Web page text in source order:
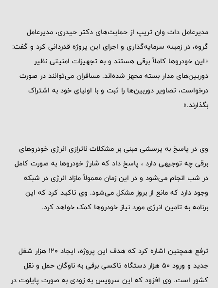
مدیرعامل دات وان تریپ از حمایت‌های دکتر حیدری، مدیرعامل
گروه، در زمینه سرمایه‌گذاری و اجرای این پروژه قدردانی کرد و گفت:
«این خودروها کاملاً برقی هستند و به تجهیزات امنیتی نظیر
دوربین‌های مدار بسته مجهز شده‌اند. مسافران می‌توانند در صورت
درخواست، تصاویر دوربین‌ها را ثبت و با اولیای خود به اشتراک
بگذارند.»
وی در پاسخ به پرسشی مبنی بر مشکلات ناترازی انرژی خودروهای
برقی چه توجیهی دارد ، پاسخ داد که شارژ خودروها به صورت کامل
در شب انجام می‌شود و در این زمان معمولاً مازاد انرژی در شبکه
وجود دارد که مانع از بروز مشکل می‌شود. وی تاکید کرد که این
برنامه به تامین انرژی مورد نیاز خودروها کمک خواهد کرد.
ترفع همچنین اشاره کرد که هدف این پروژه، ایجاد 120 هزار شغل
جدید و ورود 50 هزار دستگاه تاکسی برقی به ناوگان حمل و نقل
کشور است. وی افزود که این سرویس به زودی به صورت پایلوت در